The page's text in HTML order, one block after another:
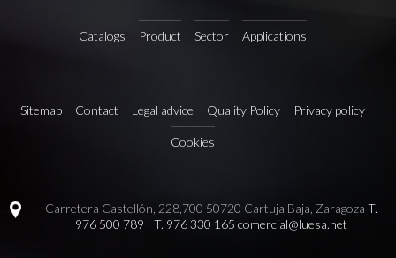
Catalogs Product Sector Applications
Sitemap Contact Legal advice Quality Policy Privacy policy
Cookies
Carretera Castellón, 228,700 50720 Cartuja Baja, Zaragoza T.
976 500 789 | T. 976 330 165 comercial@luesa.net